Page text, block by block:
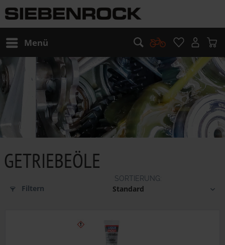
Menü
GETRIEBEÖLE
Filtern